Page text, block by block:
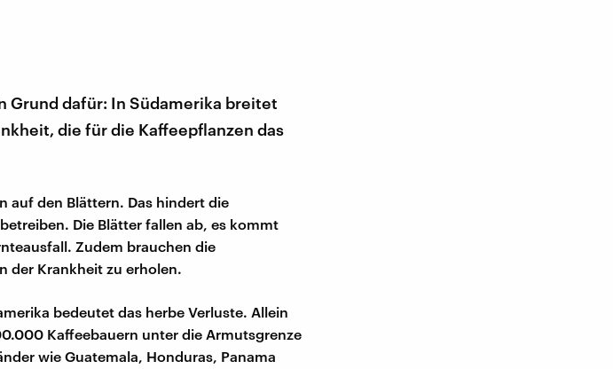
Grund dafür: In Südamerika breitet
die für die Kaffeepflanzen das
auf den Blättern. Das hindert die
Die Blätter fallen ab, es kommt
Zudem brauchen die
der Krankheit zu erholen.
bedeutet das herbe Verluste. Allein
Kaffeebauern unter die Armutsgrenze
wie Guatemala, Honduras, Panama